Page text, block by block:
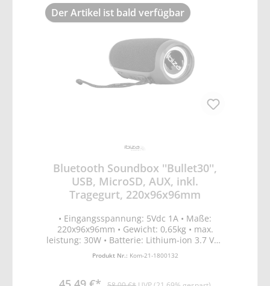
Der Artikel ist bald verfügbar
Bluetooth Soundbox ''Bullet30'',
USB, MicroSD, AUX, inkl.
Tragegurt, 220x96x96mm
• Eingangsspannung: 5Vdc 1A • Maße:
220x96x96mm • Gewicht: 0,65kg • max.
leistung: 30W • Batterie: Lithium-ion 3.7 Vdc
• 1500mAh • Bluetooth Frequenzband 2402-
2480MHz • Bluetooth mit TWS Funktion •
Ende • inklusive Tragegurt und USB-Kabel
Produkt Nr.: Kom-21-1800132